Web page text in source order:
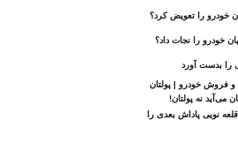
خودرو را تعویض کرد؟
را بدست آورد
و فروش خودرو | پولتان
می‌آید نه پولتان!
نویی پاداش بعدی را